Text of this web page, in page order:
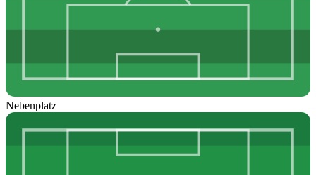
Nebenplatz